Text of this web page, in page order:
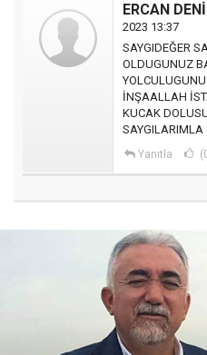
ERCAN
2023 13:37
SAYGIDEĞER
OLDUGUNUZ
İNŞAALLAH
KUCAK
SAYGILARIMLA
Yanıtla